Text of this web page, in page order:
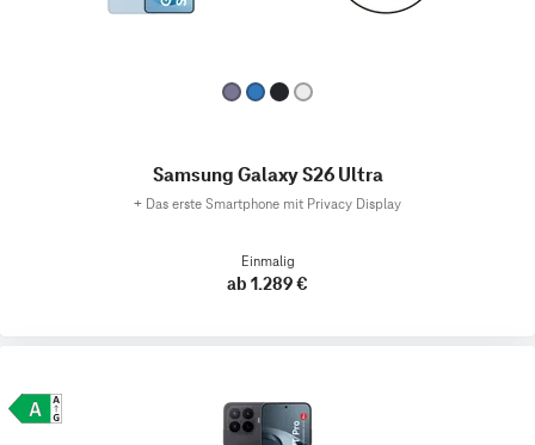
Samsung Galaxy S26 Ultra
+ Das erste Smartphone mit Privacy Display
Einmalig
ab 1.289 €